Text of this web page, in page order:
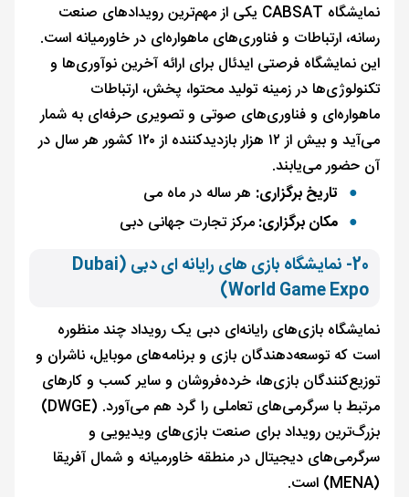
نمایشگاه CABSAT یکی از مهم‌ترین رویدادهای صنعت
رسانه، ارتباطات و فناوری‌های ماهواره‌ای در خاورمیانه است.
این نمایشگاه فرصتی ایدئال برای ارائه آخرین نوآوری‌ها و
تکنولوژی‌ها در زمینه تولید محتوا، پخش، ارتباطات
ماهواره‌ای و فناوری‌های صوتی و تصویری حرفه‌ای به شمار
می‌آید و بیش از ۱۲ هزار بازدیدکننده از ۱۲۰ کشور هر سال در
آن حضور می‌یابند.
تاریخ برگزاری: هر ساله در ماه می
مکان برگزاری:مرکز تجارت جهانی دبی
20- نمایشگاه بازی های رایانه ای دبی (Dubai
World Game Expo)
نمایشگاه بازی‌های رایانه‌ای دبی یک رویداد چند منظوره
است که توسعه‌دهندگان بازی و برنامه‌های موبایل، ناشران و
توزیع‌کنندگان بازی‌ها، خرده‌فروشان و سایر کسب و کارهای
مرتبط با سرگرمی‌های تعاملی را گرد هم می‌آورد. (DWGE)
بزرگ‌ترین رویداد برای صنعت بازی‌های ویدیویی و
سرگرمی‌های دیجیتال در منطقه خاورمیانه و شمال آفریقا
(MENA) است.